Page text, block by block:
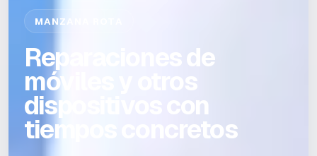
MANZANA ROTA
Reparaciones de
móviles y otros
dispositivos con
tiempos concretos